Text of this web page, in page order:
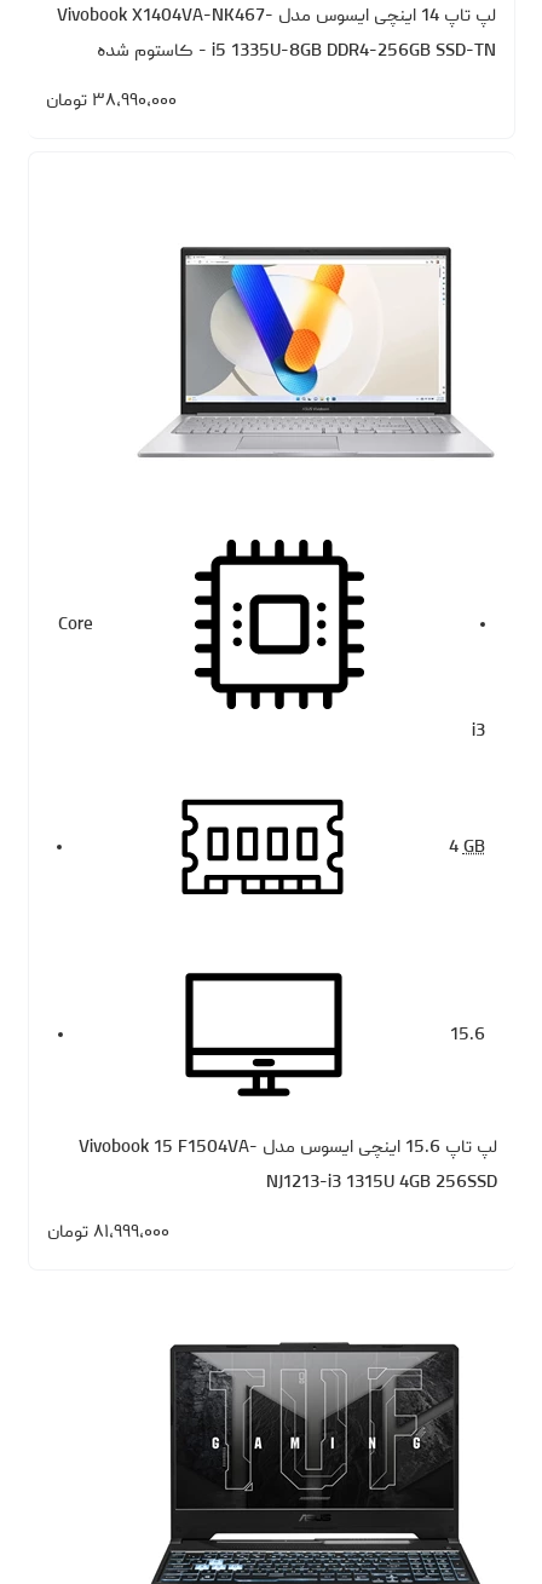
لپ تاپ 14 اینچی ایسوس مدل Vivobook X1404VA-NK467-
i5 1335U-8GB DDR4-256GB SSD-TN - کاستوم شده
۳۸،۹۹۰،۰۰۰ تومان
Core
i3
4GB
15.6
لپ تاپ 15.6 اینچی ایسوس مدل Vivobook 15 F1504VA-
NJ1213-i3 1315U 4GB 256SSD
۸۱،۹۹۹،۰۰۰ تومان